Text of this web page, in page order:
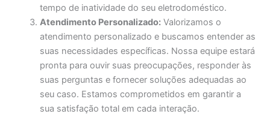
tempo de inatividade do seu eletrodoméstico.
Atendimento Personalizado: Valorizamos o
atendimento personalizado e buscamos entender as
suas necessidades específicas. Nossa equipe estará
pronta para ouvir suas preocupações, responder às
suas perguntas e fornecer soluções adequadas ao
seu caso. Estamos comprometidos em garantir a
sua satisfação total em cada interação.